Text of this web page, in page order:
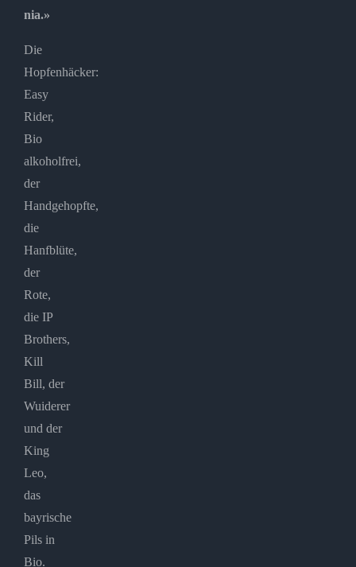
nia.»
Die
Hopfenhäcker:
Easy
Rider,
Bio
alkoholfrei,
der
Handgehopfte,
die
Hanfblüte,
der
Rote,
die IP
Brothers,
Kill
Bill, der
Wuiderer
und der
King
Leo,
das
bayrische
Pils in
Bio.